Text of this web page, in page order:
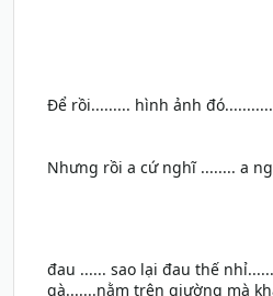
Để rồi......... hình ảnh
Nhưng rồi a cứ nghĩ ........ a
đau ...... sao lại đau thế
gà.......nằm trên giường mà